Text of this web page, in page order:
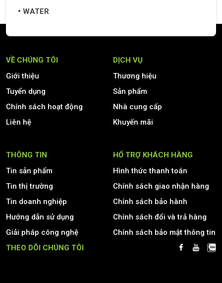
WATER
VỀ CHÚNG TÔI
Giới thiệu
Tuyển dụng
Chính sách hoạt động
Liên hệ
DỊCH VỤ
Thương hiệu
Sản phẩm
Nhà cung cấp
Khuyến mãi
THÔNG TIN
Tin sản phẩm
Tin thị trường
Tin doanh nghiệp
Hướng dẫn sử dụng
Giải pháp công nghệ
HỔ TRỢ KHÁCH HÀNG
Hình thức thanh toán
Chính sách giao nhận hàng
Chính sách bảo hành
Chính sách đổi và trả hàng
Chính sách bảo mật thông tin
THEO DÕI CHÚNG TÔI